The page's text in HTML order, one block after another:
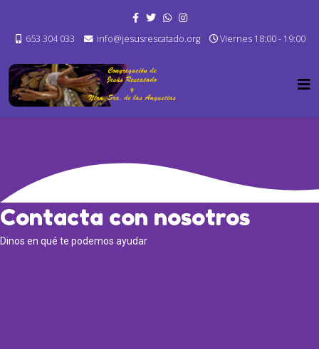
653 304 033 info@jesusrescatado.org Viernes 18:00 - 19:00
Contacta con nosotros
Dinos en qué te podemos ayudar